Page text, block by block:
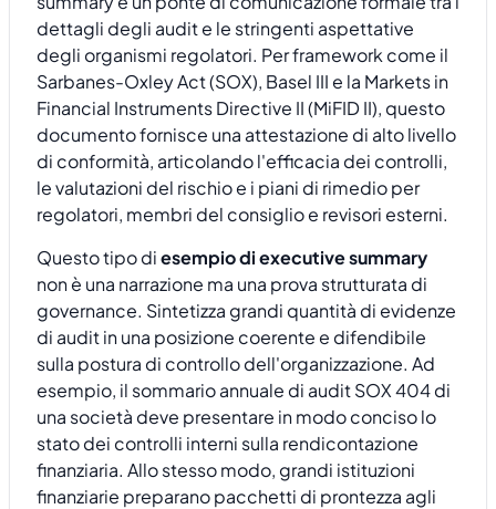
dettagli degli audit e le stringenti aspettative
degli organismi regolatori. Per framework come il
Sarbanes-Oxley Act (SOX), Basel III e la Markets in
Financial Instruments Directive II (MiFID II), questo
documento fornisce una attestazione di alto livello
di conformità, articolando l'efficacia dei controlli,
le valutazioni del rischio e i piani di rimedio per
regolatori, membri del consiglio e revisori esterni.
Questo tipo diesempio di executive summary
non è una narrazione ma una prova strutturata di
governance. Sintetizza grandi quantità di evidenze
di audit in una posizione coerente e difendibile
sulla postura di controllo dell'organizzazione. Ad
esempio, il sommario annuale di audit SOX 404 di
una società deve presentare in modo conciso lo
stato dei controlli interni sulla rendicontazione
finanziaria. Allo stesso modo, grandi istituzioni
finanziarie preparano pacchetti di prontezza agli